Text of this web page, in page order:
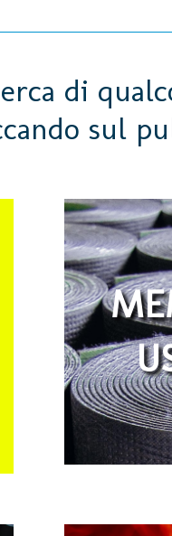
di
sul
PRATIKO
PARKING